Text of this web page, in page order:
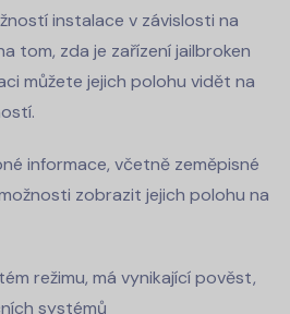
instalace v závislosti na
tom, zda je zařízení jailbroken
můžete jejich polohu vidět na
informace, včetně zeměpisné
zobrazit jejich polohu na
režimu, má vynikající pověst,
systémů